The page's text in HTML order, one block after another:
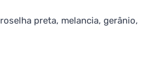
preta, melancia, gerânio,